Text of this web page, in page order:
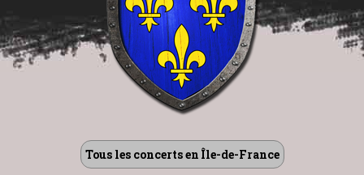
Tous les concerts en Île-de-France